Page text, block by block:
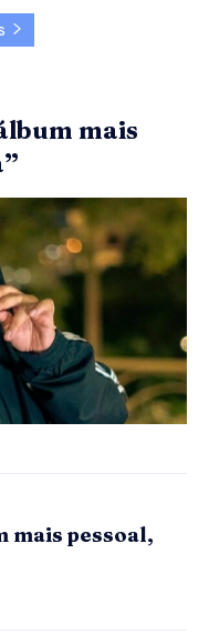
mais
mais pessoal,